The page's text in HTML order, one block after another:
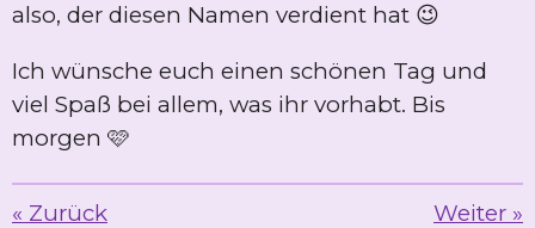
also, der diesen Namen verdient hat 😉
Ich wünsche euch einen schönen Tag und
viel Spaß bei allem, was ihr vorhabt. Bis
morgen 🩷
« Zurück Weiter »